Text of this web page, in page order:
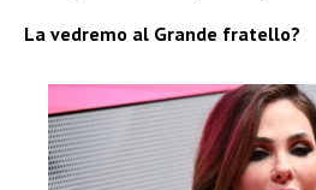
La vedremo al Grande fratello?